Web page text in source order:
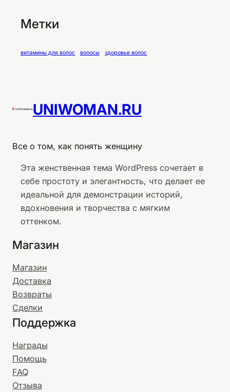
Метки
витамины для волос волосы здоровье волос
UNIWOMAN.RU
Все о том, как понять женщину
Эта женственная тема WordPress сочетает в
себе простоту и элегантность, что делает ее
идеальной для демонстрации историй,
вдохновения и творчества с мягким
оттенком.
Магазин
Магазин
Доставка
Возвраты
Сделки
Поддержка
Награды
Помощь
FAQ
Отзыва